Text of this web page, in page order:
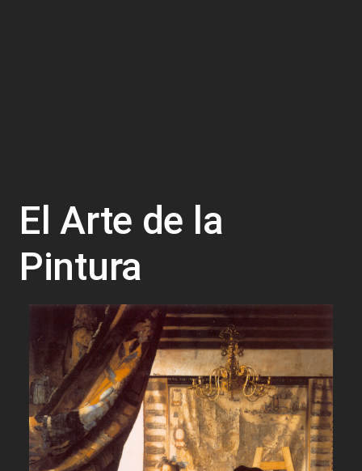
El Arte de la
Pintura